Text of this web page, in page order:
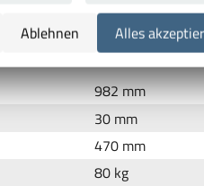
inkl. 4 Bodenträgern, für
982 mm
30 mm
470 mm
80 kg
Ablehnen Alles